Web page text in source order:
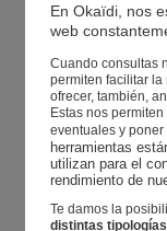
Botigues
La teva
Segueix una
Cistella
Favorits
En Okaïdi, nos
web
Cuando consultas
permiten facilitar
ofrecer, también,
Estas nos permiten
eventuales y poner
herramientas
utilizan para el
rendimiento de
Te damos la
distintas